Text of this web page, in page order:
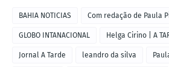
BAHIA NOTICIAS Com redação de Paula
GLOBO INTANACIONAL Helga Cirino | A
Jornal A Tarde leandro da silva